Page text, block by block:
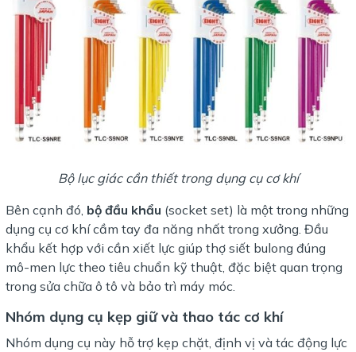
Bộ lục giác cần thiết trong dụng cụ cơ khí
Bên cạnh đó, bộ đầu khẩu (socket set) là một trong những
dụng cụ cơ khí cầm tay đa năng nhất trong xưởng. Đầu
khẩu kết hợp với cần xiết lực giúp thợ siết bulong đúng
mô-men lực theo tiêu chuẩn kỹ thuật, đặc biệt quan trọng
trong sửa chữa ô tô và bảo trì máy móc.
Nhóm dụng cụ kẹp giữ và thao tác cơ khí
Nhóm dụng cụ này hỗ trợ kẹp chặt, định vị và tác động lực